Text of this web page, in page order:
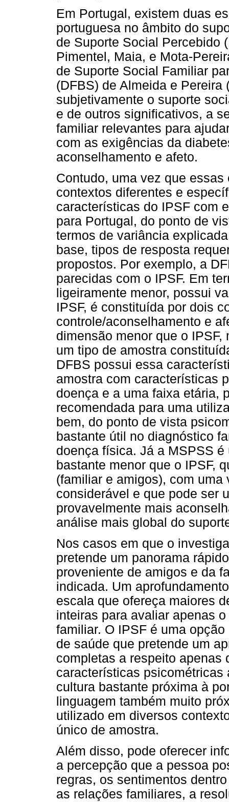
Em Portugal, existem duas
portuguesa no âmbito do
de Suporte Social Percebido
Pimentel, Maia, e Mota-
de Suporte Social Familiar
(DFBS) de Almeida e
subjetivamente o suporte
e de outros significativos, a
familiar relevantes para
com as exigências da
aconselhamento e afeto.
Contudo, uma vez que
contextos diferentes e
características do IPSF com
para Portugal, do ponto de
termos de variância
base, tipos de resposta
propostos. Por exemplo, a
parecidas com o IPSF. Em
ligeiramente menor, possui
IPSF, é constituída por dois
controle/aconselhamento e
dimensão menor que o
um tipo de amostra
DFBS possui essa
amostra com características
doença e a uma faixa etária,
recomendada para uma
bem, do ponto de vista
bastante útil no diagnóstico
doença física. Já a MSPSS
bastante menor que o IPSF,
(familiar e amigos), com
considerável e que pode ser
provavelmente mais
análise mais global do
Nos casos em que o
pretende um panorama
proveniente de amigos e da
indicada. Um
escala que ofereça maiores
inteiras para avaliar apenas
familiar. O IPSF é uma
de saúde que pretende um
completas a respeito apenas
características
cultura bastante próxima à
linguagem também muito
utilizado em diversos
único de amostra.
Além disso, pode oferecer
a percepção que a pessoa
regras, os sentimentos
as relações familiares, a